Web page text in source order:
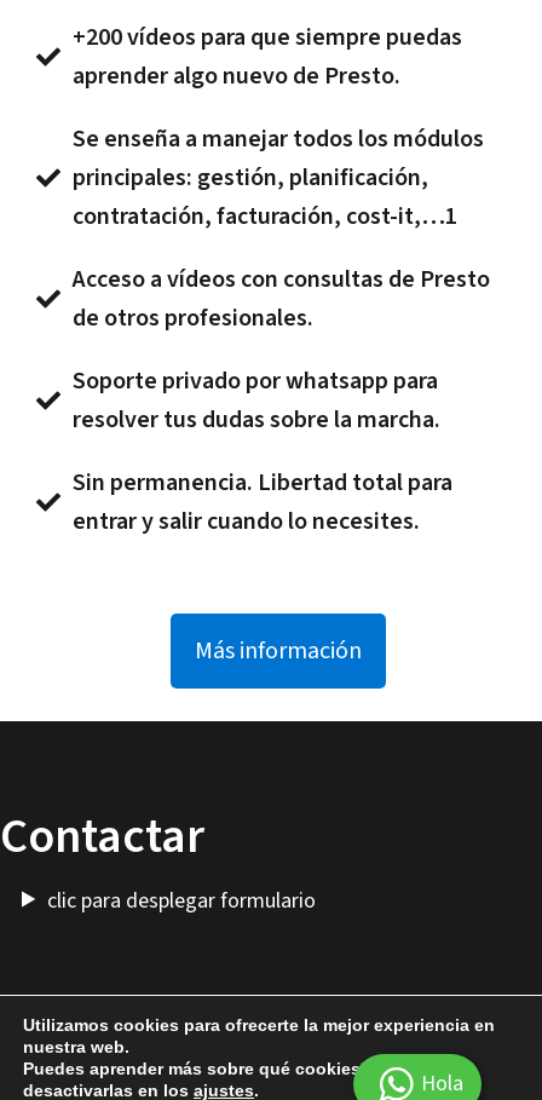
+200 vídeos para que siempre puedas
aprender algo nuevo de Presto.
Se enseña a manejar todos los módulos
principales: gestión, planificación,
contratación, facturación, cost-it,…1
Acceso a vídeos con consultas de Presto
de otros profesionales.
Soporte privado por whatsapp para
resolver tus dudas sobre la marcha.
Sin permanencia. Libertad total para
entrar y salir cuando lo necesites.
Más información
Contactar
clic para desplegar formulario
Más Cosas Alquilar Presto- Cuenta
Utilizamos cookies para ofrecerte la mejor experiencia en
nuestra web.
Puedes aprender más sobre qué cookies utilizamos o
desactivarlas en los ajustes. Hola